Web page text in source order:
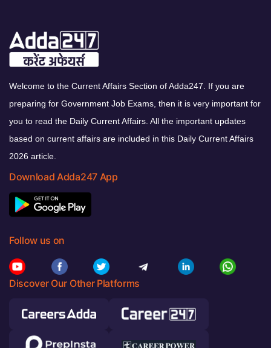
Welcome to the Current Affairs Section of Adda247. If you are
preparing for Government Job Exams, then it is very important for
you to read the Daily Current Affairs. All the important updates
based on current affairs are included in this Daily Current Affairs
2026 article.
Download Adda247 App
Follow us on
Discover Our Other Platforms